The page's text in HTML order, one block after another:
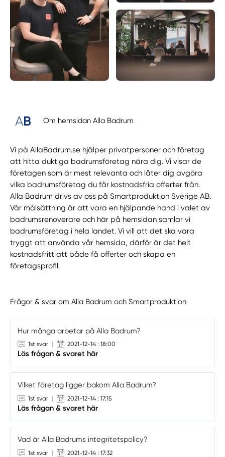
Om hemsidan Alla Badrum
Vi på AllaBadrum.se hjälper privatpersoner och företag
att hitta duktiga badrumsföretag nära dig. Vi visar de
företagen som är mest relevanta och låter dig avgöra
vilka badrumsföretag du får kostnadsfria offerter från.
Alla Badrum drivs av oss på Smartproduktion Sverige AB.
Vår målsättning är att vara en hjälpande hand i valet av
badrumsrenoverare och här på hemsidan samlar vi
badrumsföretag i hela landet. Vi vill att det ska vara
tryggt att använda vår hemsida, därför är det helt
kostnadsfritt att både få offerter och skapa en
företagsprofil.
Frågor & svar om Alla Badrum och Smartproduktion
Hur många arbetar på Alla Badrum?
1st svar 2021-12-14 : 18:00
Läs frågan & svaret här
Vilket företag ligger bakom Alla Badrum?
1st svar 2021-12-14 : 17:15
Läs frågan & svaret här
Vad är Alla Badrums integritetspolicy?
1st svar | 2021-12-14 : 17:32